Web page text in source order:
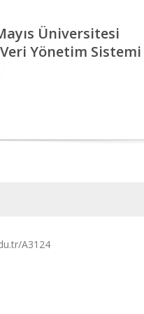
Üniversitesi
Yönetim Sistemi
A3124